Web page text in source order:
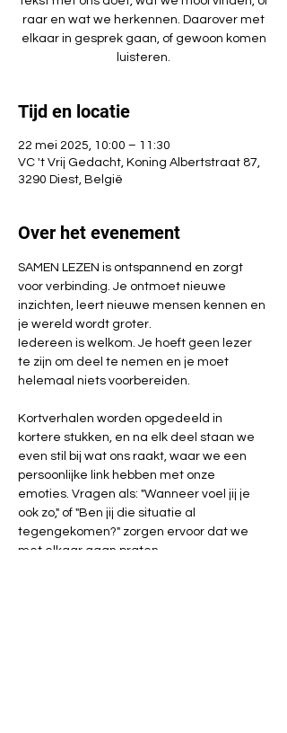
raar en wat we herkennen. Daarover met
elkaar in gesprek gaan, of gewoon komen
luisteren.
Tijd en locatie
22 mei 2025, 10:00 – 11:30
VC 't Vrij Gedacht, Koning Albertstraat 87,
3290 Diest, België
Over het evenement
SAMEN LEZEN is ontspannend en zorgt
voor verbinding. Je ontmoet nieuwe
inzichten, leert nieuwe mensen kennen en
je wereld wordt groter.
Iedereen is welkom. Je hoeft geen lezer
te zijn om deel te nemen en je moet
helemaal niets voorbereiden.
Kortverhalen worden opgedeeld in
kortere stukken, en na elk deel staan we
even stil bij wat ons raakt, waar we een
persoonlijke link hebben met onze
emoties. Vragen als: "Wanneer voel jij je
ook zo," of "Ben jij die situatie al
tegengekomen?" zorgen ervoor dat we
met elkaar gaan praten.